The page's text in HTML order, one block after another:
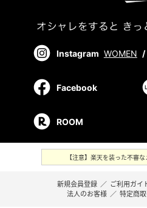
Instagram WOMEN /
Facebook
ROOM
【注意】楽天を装った不審
新規会員登録 ／ ご利用ガイ
法人のお客様 ／ 特定商